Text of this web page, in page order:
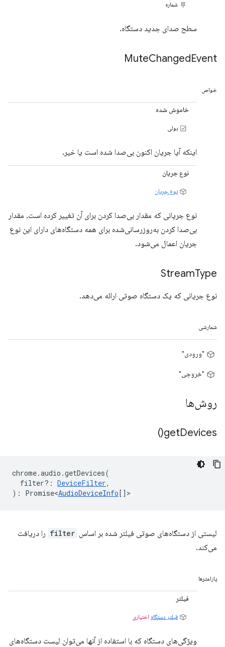
شماره
سطح صدای جدید دستگاه.
MuteChangedEvent
خواص
خاموش شده
بولی
اینکه آیا جریان اکنون بی‌صدا شده است یا خیر.
نوع جریان
نوع جریان
نوع جریانی که مقدار بی‌صدا کردن برای آن تغییر کرده است. مقدار
بی‌صدا کردن به‌روزرسانی‌شده برای همه دستگاه‌های دارای این نوع
جریان اعمال می‌شود.
StreamType
نوع جریانی که یک دستگاه صوتی ارائه می‌دهد.
شمارشی
"ورودی"
"خروجی"
روش‌ها
getDevices(
)
chrome.audio .getDevices(
filter? : DeviceFilter,
) : Promise<AudioDeviceInfo[] >
لیستی از دستگاه‌های صوتی فیلتر شده بر اساس filter را دریافت
می‌کند.
پارامترها
فیلتر
فیلتر دستگاه اختیاری
ویژگی‌های دستگاه که با استفاده از آنها می‌توان لیست دستگاه‌های